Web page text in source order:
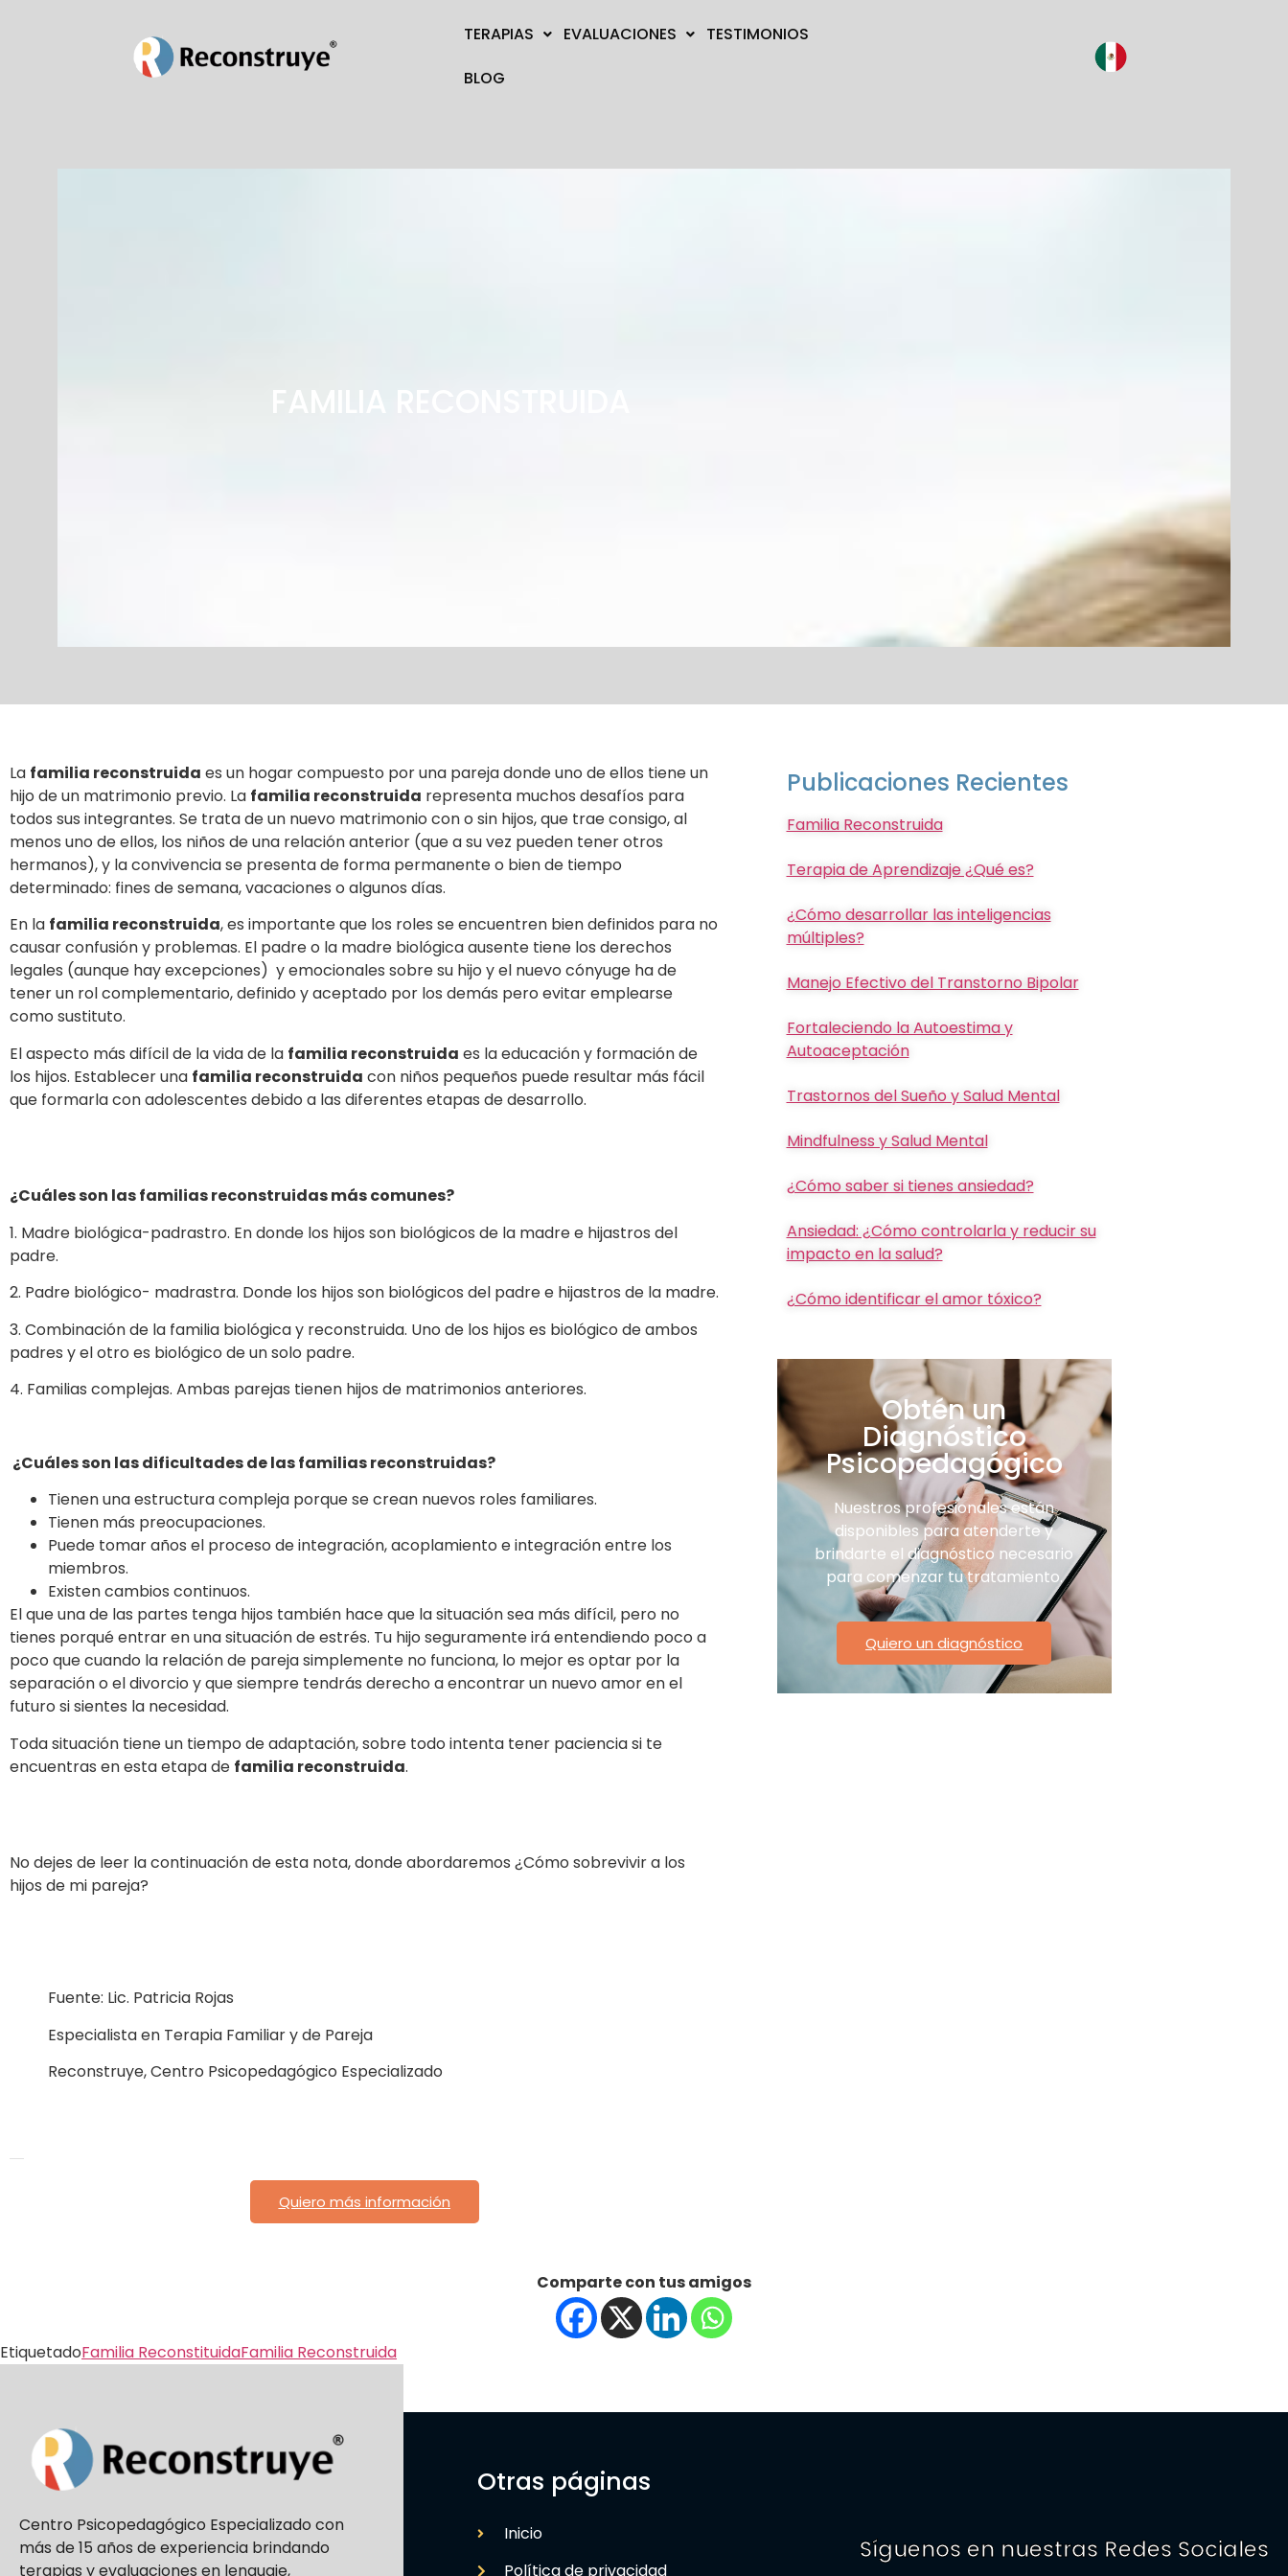
TERAPIAS EVALUACIONES
TESTIMONIOS
BLOG
La familia reconstruida es un hogar compuesto por una pareja donde uno de ellos tiene un
hijo de un matrimonio previo. La familia reconstruida representa muchos desafíos para
todos sus integrantes. Se trata de un nuevo matrimonio con o sin hijos, que trae consigo, al
menos uno de ellos, los niños de una relación anterior (que a su vez pueden tener otros
hermanos), y la convivencia se presenta de forma permanente o bien de tiempo
determinado: fines de semana, vacaciones o algunos días.
En la familia reconstruida, es importante que los roles se encuentren bien definidos para no
causar confusión y problemas. El padre o la madre biológica ausente tiene los derechos
legales (aunque hay excepciones) y emocionales sobre su hijo y el nuevo cónyuge ha de
tener un rol complementario, definido y aceptado por los demás pero evitar emplearse
como sustituto.
El aspecto más difícil de la vida de la familia reconstruida es la educación y formación de
los hijos. Establecer una familia reconstruida con niños pequeños puede resultar más fácil
que formarla con adolescentes debido a las diferentes etapas de desarrollo.
¿Cuáles son las familias reconstruidas más comunes?
1. Madre biológica-padrastro. En donde los hijos son biológicos de la madre e hijastros del
padre.
2. Padre biológico- madrastra. Donde los hijos son biológicos del padre e hijastros de la madre.
3. Combinación de la familia biológica y reconstruida. Uno de los hijos es biológico de ambos
padres y el otro es biológico de un solo padre.
4. Familias complejas. Ambas parejas tienen hijos de matrimonios anteriores.
¿Cuáles son las dificultades de las familias reconstruidas?
Tienen una estructura compleja porque se crean nuevos roles familiares.
Tienen más preocupaciones.
Puede tomar años el proceso de integración, acoplamiento e integración entre los
miembros.
Existen cambios continuos.
El que una de las partes tenga hijos también hace que la situación sea más difícil, pero no
tienes porqué entrar en una situación de estrés. Tu hijo seguramente irá entendiendo poco a
poco que cuando la relación de pareja simplemente no funciona, lo mejor es optar por la
separación o el divorcio y que siempre tendrás derecho a encontrar un nuevo amor en el
futuro si sientes la necesidad.
Toda situación tiene un tiempo de adaptación, sobre todo intenta tener paciencia si te
encuentras en esta etapa de familia reconstruida.
No dejes de leer la continuación de esta nota, donde abordaremos ¿Cómo sobrevivir a los
hijos de mi pareja?
Fuente: Lic. Patricia Rojas
Especialista en Terapia Familiar y de Pareja
Reconstruye, Centro Psicopedagógico Especializado
Quiero más información
Publicaciones Recientes
Familia Reconstruida
Terapia de Aprendizaje ¿Qué es?
¿Cómo desarrollar las inteligencias
múltiples?
Manejo Efectivo del Transtorno Bipolar
Fortaleciendo la Autoestima y
Autoaceptación
Trastornos del Sueño y Salud Mental
Mindfulness y Salud Mental
¿Cómo saber si tienes ansiedad?
Ansiedad: ¿Cómo controlarla y reducir su
impacto en la salud?
¿Cómo identificar el amor tóxico?
Obtén un
Diagnóstico
Psicopedagógico
Nuestros profesionales están
disponibles para atenderte y
brindarte el diagnóstico necesario
para comenzar tu tratamiento.
Quiero un diagnóstico
Comparte con tus amigos
EtiquetadoFamilia ReconstituidaFamilia Reconstruida
Centro Psicopedagógico Especializado con
más de 15 años de experiencia brindando
terapias y evaluaciones en lenguaje,
Otras páginas
Inicio
Política de privacidad
Síguenos en nuestras Redes Sociales